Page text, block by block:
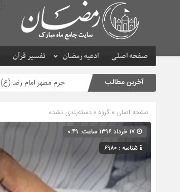
صفحه اصلی ادعیه رمضان تفسیر قرآن
آخرین مطالبحرم مطهر امام رضا (ع) در لحظه
صفحه اصلی » گروه » دسته‌بندی نشده
شناسه : 6980